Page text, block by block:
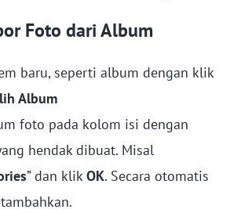
Foto dari Album
baru, seperti album dengan klik
Album
foto pada kolom isi dengan
hendak dibuat. Misal
” dan klikOK. Secara otomatis